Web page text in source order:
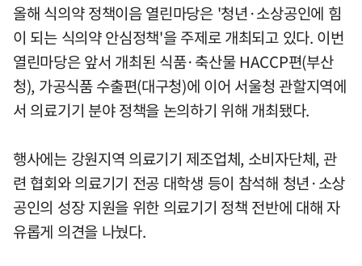
올해 식의약 정책이음 열린마당은 '청년·소상공인에 힘
이 되는 식의약 안심정책'을 주제로 개최되고 있다. 이번
열린마당은 앞서 개최된 식품·축산물 HACCP편(부산
청), 가공식품 수출편(대구청)에 이어 서울청 관할지역에
서 의료기기 분야 정책을 논의하기 위해 개최됐다.
행사에는 강원지역 의료기기 제조업체, 소비자단체, 관
련 협회와 의료기기 전공 대학생 등이 참석해 청년·소상
공인의 성장 지원을 위한 의료기기 정책 전반에 대해 자
유롭게 의견을 나눴다.